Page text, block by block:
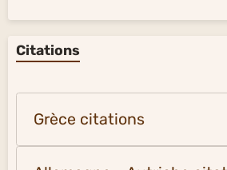
Citations
Grèce citations